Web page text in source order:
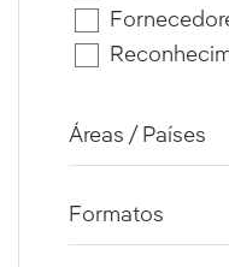
Áreas / Países
Formatos